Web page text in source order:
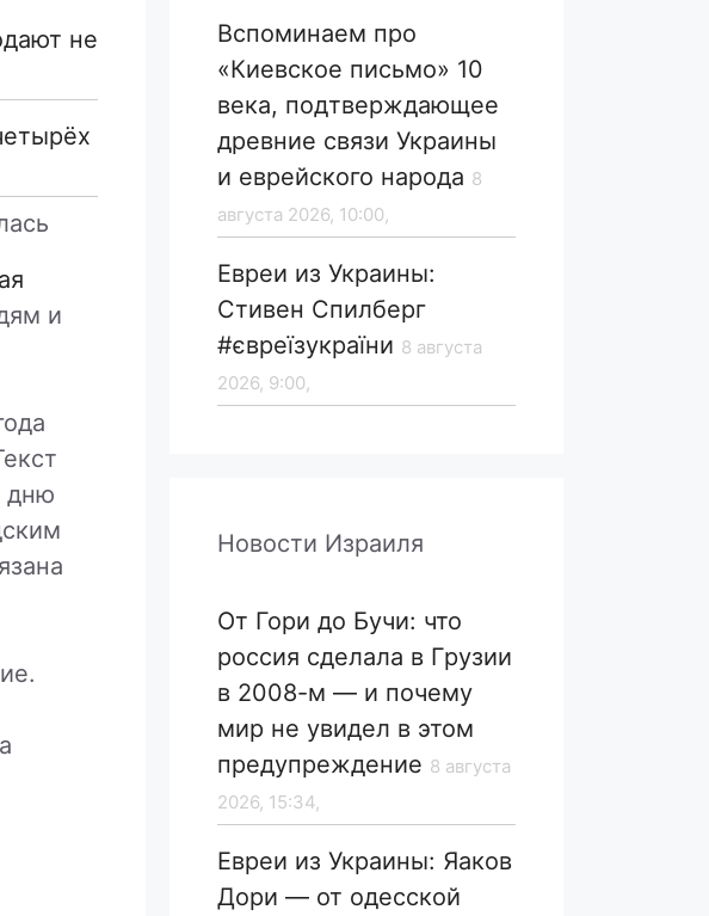
не
и
дню
Вспоминаем про
«Киевское письмо» 10
века, подтверждающее
древние связи Украины
и еврейского народа 8
августа 2026, 10:00,
Евреи из Украины:
Стивен Спилберг
#євреїзукраїни 8 августа
2026, 9:00,
Новости Израиля
От Гори до Бучи: что
россия сделала в Грузии
в 2008-м — и почему
мир не увидел в этом
предупреждение 8 августа
2026, 15:34,
Евреи из Украины: Яаков
Дори — от одесской